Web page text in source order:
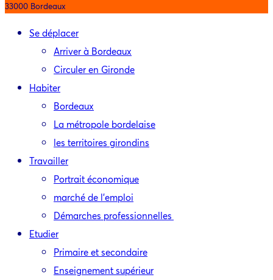
33000 Bordeaux
Se déplacer
Arriver à Bordeaux
Circuler en Gironde
Habiter
Bordeaux
La métropole bordelaise
les territoires girondins
Travailler
Portrait économique
marché de l’emploi
Démarches professionnelles
Etudier
Primaire et secondaire
Enseignement supérieur